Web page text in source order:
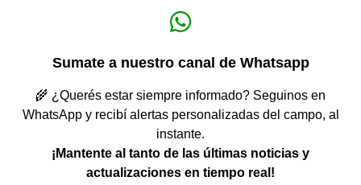
Sumate a nuestro canal de Whatsapp
🌾 ¿Querés estar siempre informado? Seguinos en
WhatsApp y recibí alertas personalizadas del campo, al
instante.
¡Mantente al tanto de las últimas noticias y
actualizaciones en tiempo real!